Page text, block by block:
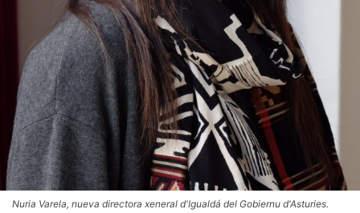
Nuria Varela, nueva directora xeneral d'Igualdá del Gobiernu d'Asturies.